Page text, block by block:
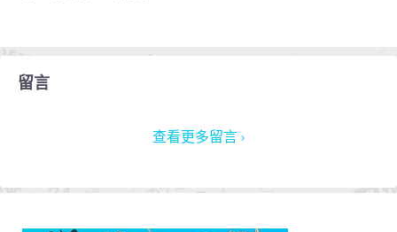
留言
查看更多留言 ›